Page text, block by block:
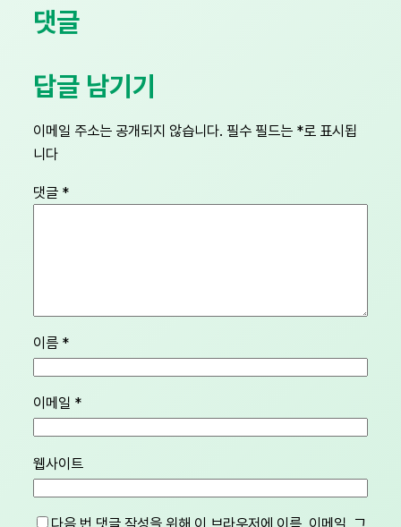
댓글
답글 남기기
이메일 주소는 공개되지 않습니다. 필수 필드는 *로 표시됩
니다
댓글 *
이름 *
이메일 *
웹사이트